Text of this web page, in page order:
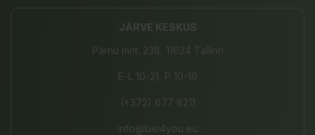
JÄRVE KESKUS
Pärnu mnt. 238, 11624 Tallinn
E-L 10-21, P 10-19
(+372) 677 8211
info@bio4you.eu